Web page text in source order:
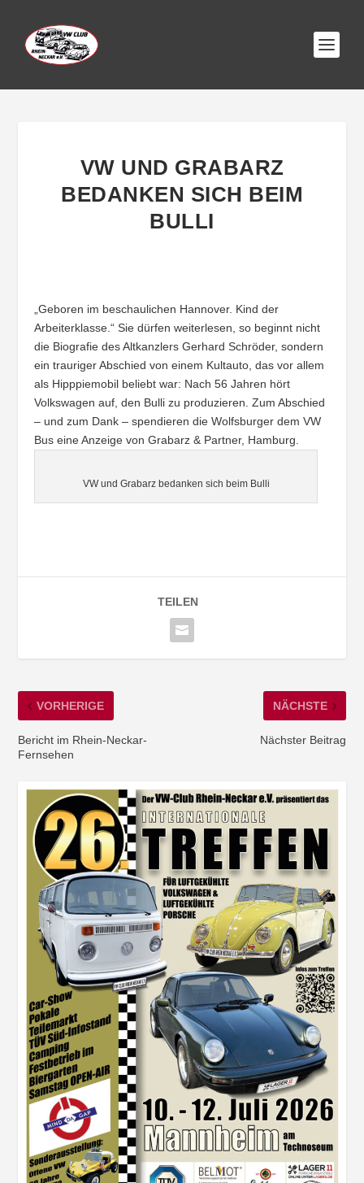
VW UND GRABARZ
BEDANKEN SICH BEIM
BULLI
„Geboren im beschaulichen Hannover. Kind der
Arbeiterklasse.“ Sie dürfen weiterlesen, so beginnt nicht
die Biografie des Altkanzlers Gerhard Schröder, sondern
ein trauriger Abschied von einem Kultauto, das vor allem
als Hipppiemobil beliebt war: Nach 56 Jahren hört
Volkswagen auf, den Bulli zu produzieren. Zum Abschied
– und zum Dank – spendieren die Wolfsburger dem VW
Bus eine Anzeige von Grabarz & Partner, Hamburg.
VW und Grabarz bedanken sich beim Bulli
TEILEN
VORHERIGE
Bericht im Rhein-Neckar-
Fernsehen
NÄCHSTE
Nächster Beitrag